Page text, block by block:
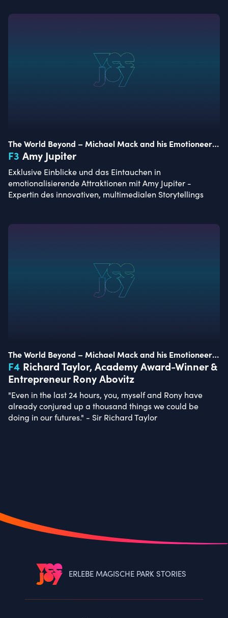
The World Beyond – Michael Mack and his Emotioneers
of Tomorrow
F3 Amy Jupiter
Exklusive Einblicke und das Eintauchen in
emotionalisierende Attraktionen mit Amy Jupiter -
Expertin des innovativen, multimedialen Storytellings
The World Beyond – Michael Mack and his Emotioneers
of Tomorrow
F4 Richard Taylor, Academy Award-Winner &
Entrepreneur Rony Abovitz
"Even in the last 24 hours, you, myself and Rony have
already conjured up a thousand things we could be
doing in our futures." - Sir Richard Taylor
ERLEBE MAGISCHE PARK STORIES